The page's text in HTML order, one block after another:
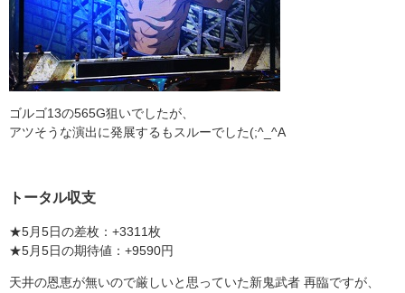
ゴルゴ13の565G狙いでしたが、
アツそうな演出に発展するもスルーでした(;^_^A
トータル収支
★5月5日の差枚：+3311枚
★5月5日の期待値：+9590円
天井の恩恵が無いので厳しいと思っていた新鬼武者 再臨ですが、